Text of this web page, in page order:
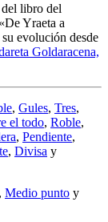
libro del
De Yraeta a
evolución desde
Goldaracena,
, Gules, Tres,
el todo, Roble,
, Pendiente,
, Divisa y
, Medio punto y